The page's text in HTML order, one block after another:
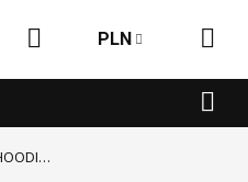
PLN
rozpinana